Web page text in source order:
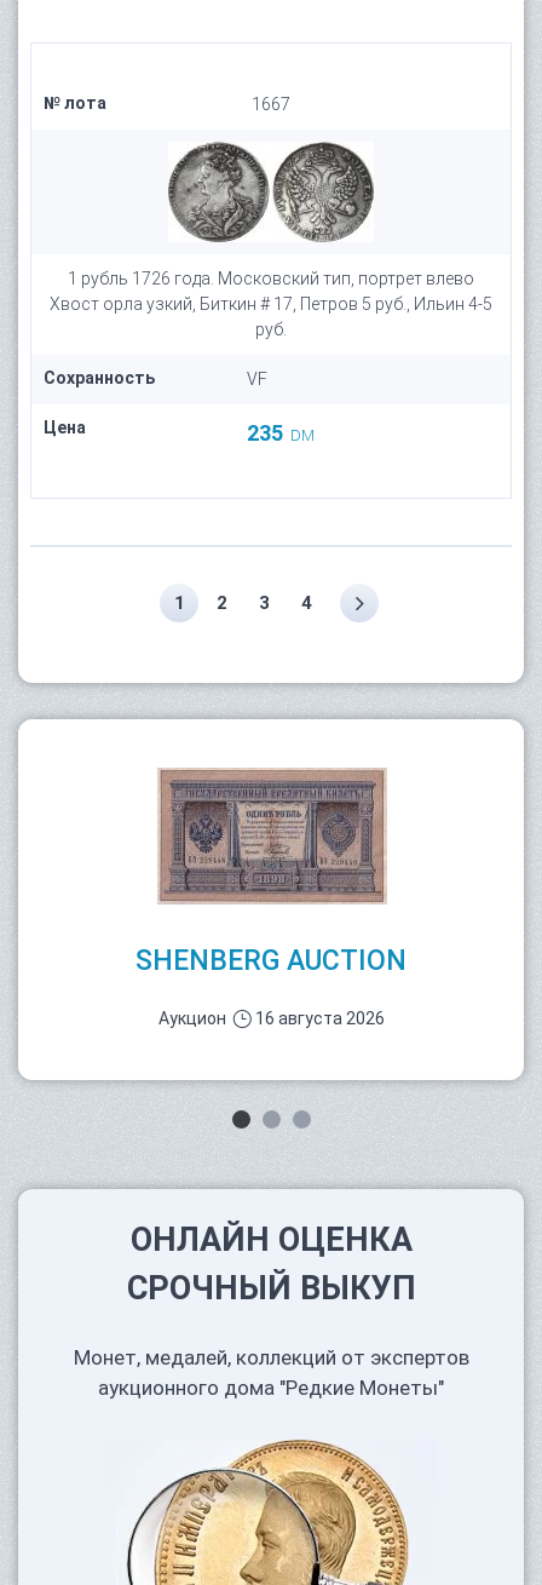
№ лота 1667
1 рубль 1726 года. Московский тип, портрет влево
Хвост орла узкий, Биткин # 17, Петров 5 руб., Ильин 4-5
руб.
Сохранность VF
Цена 235 DM
1 2 3 4
SHENBERG AUCTION
Аукцион 16 августа 2026
ОНЛАЙН ОЦЕНКА
СРОЧНЫЙ ВЫКУП
Монет, медалей, коллекций от экспертов
аукционного дома "Редкие Монеты"